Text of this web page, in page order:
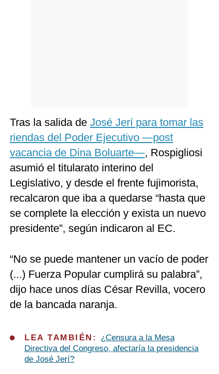
Tras la salida de José Jerí para tomar las
riendas del Poder Ejecutivo —post
vacancia de Dina Boluarte—, Rospigliosi
asumió el titularato interino del
Legislativo, y desde el frente fujimorista,
recalcaron que iba a quedarse “hasta que
se complete la elección y exista un nuevo
presidente”, según indicaron al EC.
“No se puede mantener un vacío de poder
(...) Fuerza Popular cumplirá su palabra”,
dijo hace unos días César Revilla, vocero
de la bancada naranja.
LEA TAMBIÉN: ¿Censura a la Mesa
Directiva del Congreso, afectaría la presidencia
de José Jerí?